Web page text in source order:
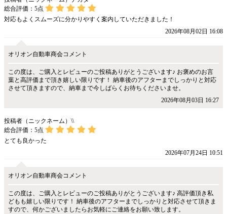
総合評価： 5点
対応もよくスムーズに分かりやすく案内していただきました！
2026年08月02日 16:08
オリオン自動車商会コメント
この度は、ご購入とレビューのご投稿ありがとうございます♪ お褒めのお言
葉と高評価まで頂き嬉しい限りです！ 納車後のアフターまでしっかりと対応
させて頂きますので、納車まで今しばらくお待ちくださいませ。
2026年08月03日 16:27
投稿者（ニックネーム）\\
総合評価： 5点
とても良かった
2026年07月24日 10:51
オリオン自動車商会コメント
この度は、ご購入とレビューのご投稿ありがとうございます♪ 高評価頂き私
どもも嬉しい限りです！ 納車後のアフターまでしっかりと対応させて頂きま
すので、何かございましたらお気軽にご連絡をお願い致します。